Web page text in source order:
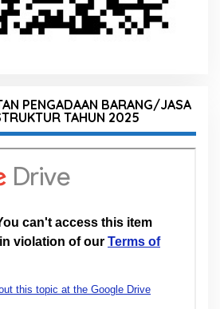
PENGADAAN BARANG/JASA
TAHUN 2025